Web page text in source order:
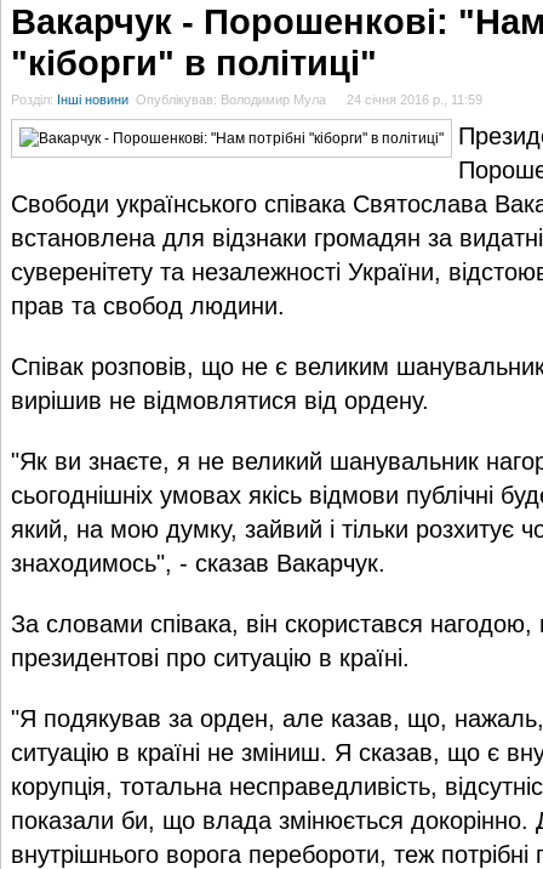
Вакарчук - Порошенкові: "Нам
"кіборги" в політиці"
Розділ: Інші новини Опублікував: Володимир Мула 24 січня 2016 р., 11:59
Свободи українського співака Святослава
встановлена для відзнаки громадян за
суверенітету та незалежності України,
прав та свобод людини.
Співак розповів, що не є великим
вирішив не відмовлятися від ордену.
"Як ви знаєте, я не великий шанувальник
сьогоднішніх умовах якісь відмови публічні
який, на мою думку, зайвий і тільки розхитує
знаходимось", - сказав Вакарчук.
За словами співака, він скористався нагодою,
президентові про ситуацію в країні.
"Я подякував за орден, але казав, що,
ситуацію в країні не зміниш. Я сказав, що є
корупція, тотальна несправедливість,
показали би, що влада змінюється докорінно.
внутрішнього ворога перебороти, теж потрібні